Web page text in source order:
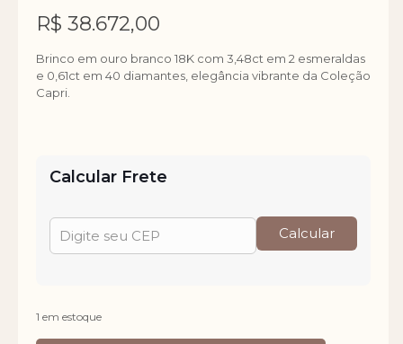
R$ 38.672,00
Brinco em ouro branco 18K com 3,48ct em 2 esmeraldas
e 0,61ct em 40 diamantes, elegância vibrante da Coleção
Capri.
Calcular Frete
Calcular
1 em estoque